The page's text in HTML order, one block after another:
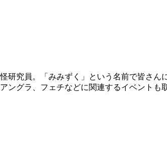
究員。「みみずく」という名前で皆さん
ングラ、フェチなどに関連するイベント